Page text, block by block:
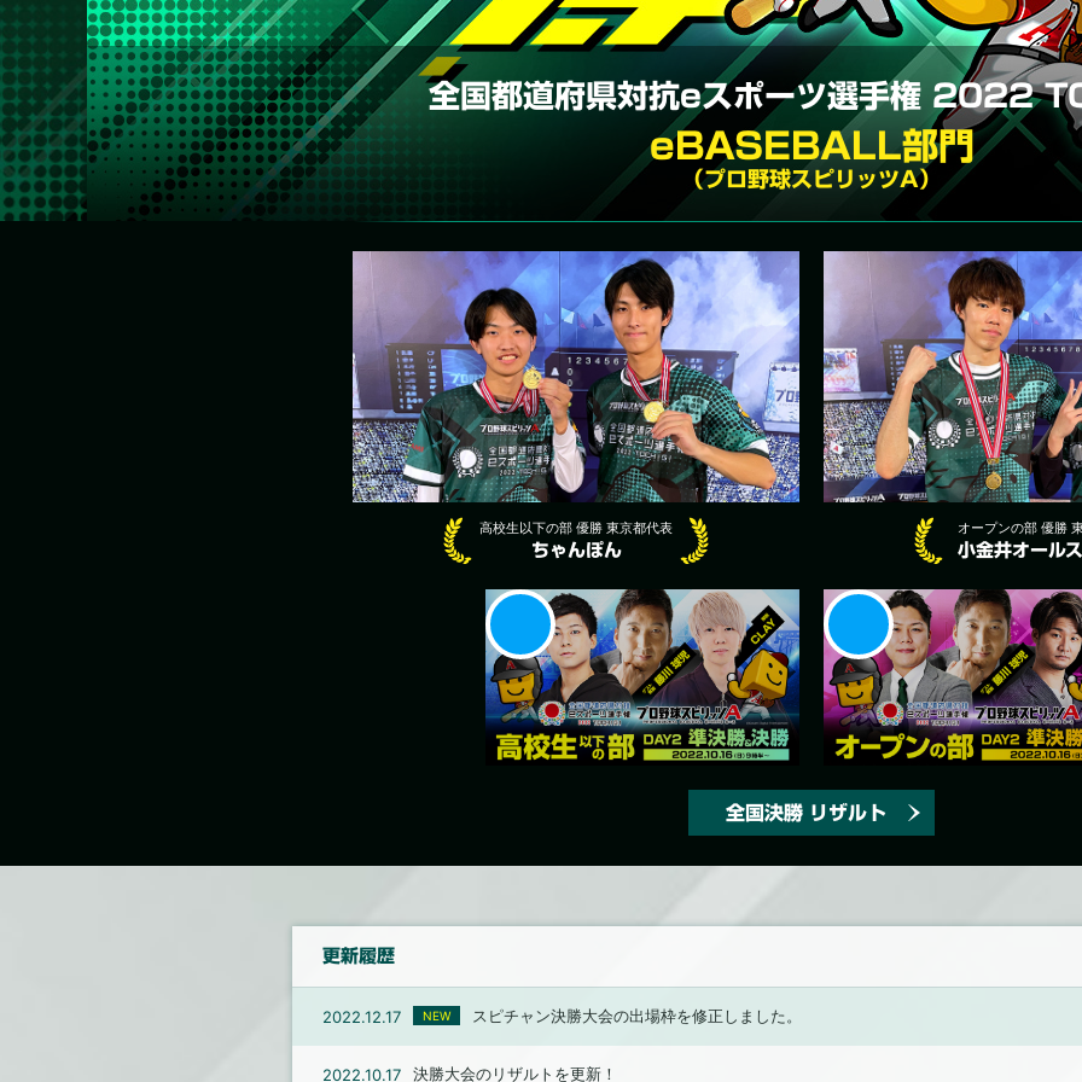
全国都道府県対抗eスポーツ選手権 2022
eBASEBALL部門
（プロ野球スピリッツA）
高校生以下の部 優勝 東京都代表
ちゃんぽん
オープンの部 優勝
小金井オール
全国決勝 リザルト
更新履歴
2022.12.17 NEW スピチャン決勝大会の出場枠を修正しました。
2022.10.17 決勝大会のリザルトを更新！